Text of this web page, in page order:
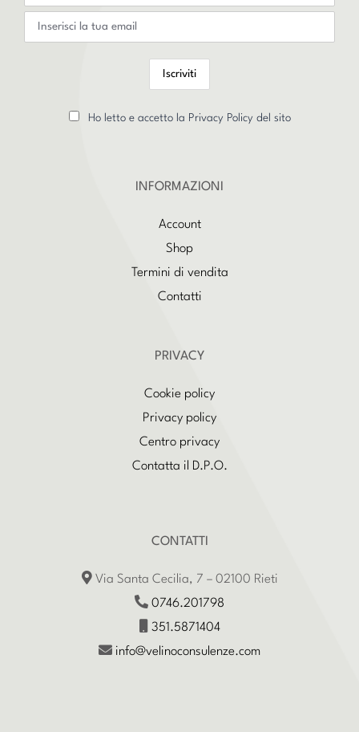
Ho letto e accetto la Privacy Policy del sito
INFORMAZIONI
Account
Shop
Termini di vendita
Contatti
PRIVACY
Cookie policy
Privacy policy
Centro privacy
Contatta il D.P.O.
CONTATTI
Via Santa Cecilia, 7 – 02100 Rieti
0746.201798
351.5871404
info@velinoconsulenze.com